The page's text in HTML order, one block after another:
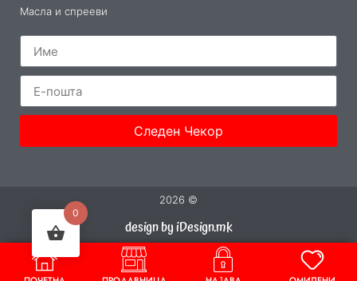
Масла и спрееви
Следен Чекор
2026 ©
design by iDesign.mk
0